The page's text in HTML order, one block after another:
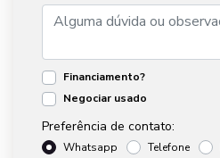
Financiamento?
Negociar usado
Preferência de contato:
Whatsapp Telefone